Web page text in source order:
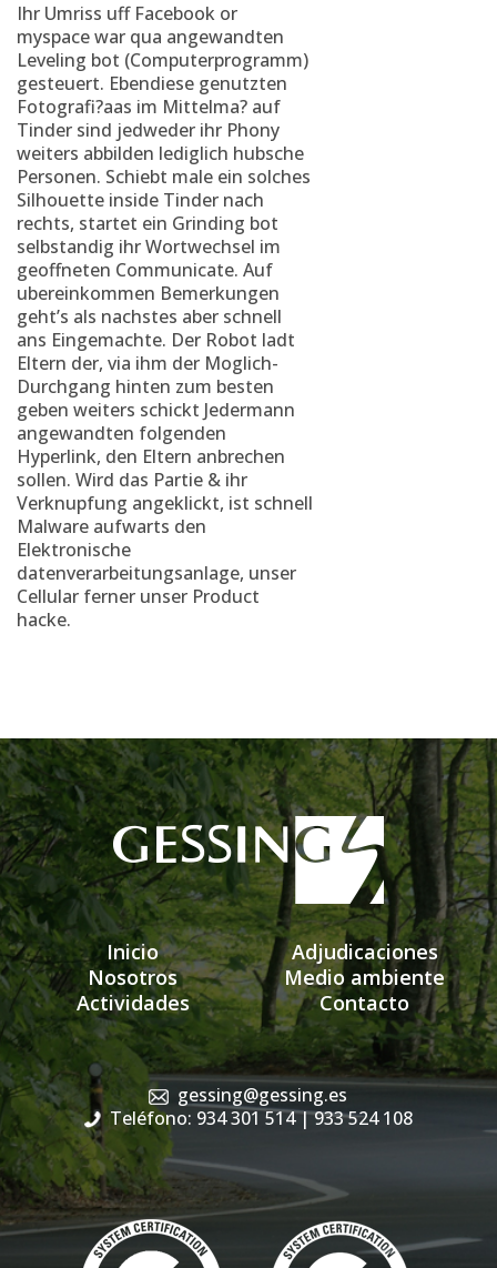
Ihr Umriss uff Facebook or
myspace war qua angewandten
Leveling bot (Computerprogramm)
gesteuert. Ebendiese genutzten
Fotografi?a­as im Mittelma? auf
Tinder sind jedweder ihr Phony
weiters abbilden lediglich hubsche
Personen. Schiebt male ein solches
Silhouette inside Tinder nach
rechts, startet ein Grinding bot
selbstandig ihr Wortwechsel im
geoffneten Communicate. Auf
ubereinkommen Bemerkungen
geht’s als nachstes aber schnell
ans Eingemachte. Der Robot ladt
Eltern der, via ihm der Moglich-
Durchgang hinten zum besten
geben weiters schickt Jedermann
angewandten folgenden
Hyperlink, den Eltern anbrechen
sollen. Wird das Partie & ihr
Verknupfung angeklickt, ist schnell
Malware aufwarts den
Elektronische
datenverarbeitungsanlage, unser
Cellular ferner unser Product
hacke.
Inicio
Nosotros
Actividades
Adjudicaciones
Medio ambiente
Contacto
gessing@gessing.es
Teléfono: 934 301 514| 933 524 108